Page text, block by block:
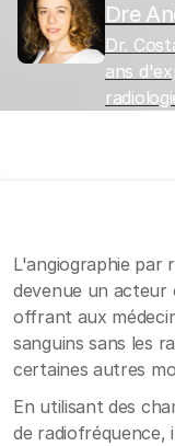
Dre
Dr.
ans
L'angiographie par
devenue un acteur
offrant aux
sanguins sans les
certaines autres
En utilisant des
de radiofréquence,